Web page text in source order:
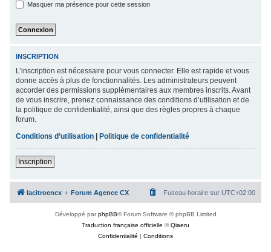
Masquer ma présence pour cette session
INSCRIPTION
L’inscription est nécessaire pour vous connecter. Elle est rapide et vous
donne accès à plus de fonctionnalités. Les administrateurs peuvent
accorder des permissions supplémentaires aux membres inscrits. Avant
de vous inscrire, prenez connaissance des conditions d’utilisation et de
la politique de confidentialité, ainsi que des règles propres à chaque
forum.
Conditions d’utilisation |Politique de confidentialité
Inscription
lacitroencx Forum Agence CX Fuseau horaire sur UTC+02:00
Développé parphpBB® Forum Software © phpBB Limited
Traduction française officielle ©Qiaeru
Confidentialité | Conditions